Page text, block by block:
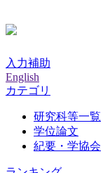
入力補助
English
カテゴリ
研究科等一覧
学位論文
紀要・学協会